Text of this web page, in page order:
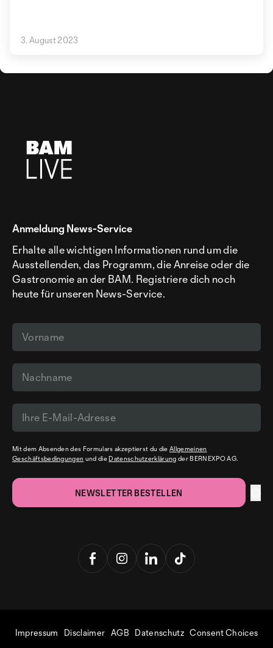
3. August 2023
Anmeldung News-Service
Erhalte alle wichtigen Informationen rund um die
Ausstellenden, das Programm, die Anreise oder die
Gastronomie an der BAM. Registriere dich noch
heute für unseren News-Service.
Mit dem Absenden des Formulars akzeptierst du dieAllgemeinen
Geschäftsbedingungen und die Datenschutzerklärung der BERNEXPO AG.
Impressum Disclaimer AGB Datenschutz Consent Choices